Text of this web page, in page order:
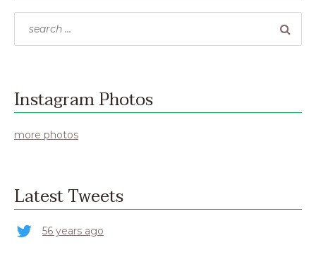
Instagram Photos
more photos
Latest Tweets
56 years ago